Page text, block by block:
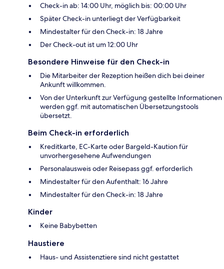
Check-in ab: 14:00 Uhr, möglich bis: 00:00 Uhr
Später Check-in unterliegt der Verfügbarkeit
Mindestalter für den Check-in: 18 Jahre
Der Check-out ist um 12:00 Uhr
Besondere Hinweise für den Check-in
Die Mitarbeiter der Rezeption heißen dich bei deiner
Ankunft willkommen.
Von der Unterkunft zur Verfügung gestellte Informationen
werden ggf. mit automatischen Übersetzungstools
übersetzt.
Beim Check-in erforderlich
Kreditkarte, EC-Karte oder Bargeld-Kaution für
unvorhergesehene Aufwendungen
Personalausweis oder Reisepass ggf. erforderlich
Mindestalter für den Aufenthalt: 16 Jahre
Mindestalter für den Check-in: 18 Jahre
Kinder
Keine Babybetten
Haustiere
Haus- und Assistenztiere sind nicht gestattet